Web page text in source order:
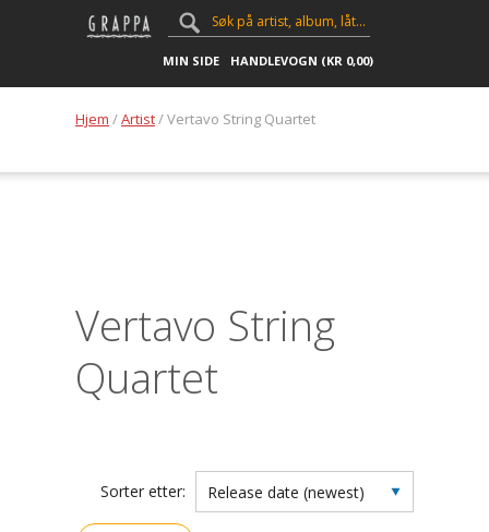
MIN SIDE HANDLEVOGN (KR 0,00)
Hjem /Artist/ Vertavo String Quartet
Vertavo String
Quartet
Sorter etter: